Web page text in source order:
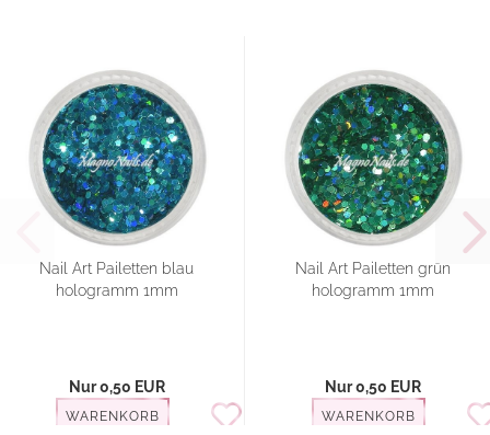
Nail Art Pailetten blau
hologramm 1mm
Nur 0,50 EUR
WARENKORB
Nail Art Pailetten grün
hologramm 1mm
Nur 0,50 EUR
WARENKORB